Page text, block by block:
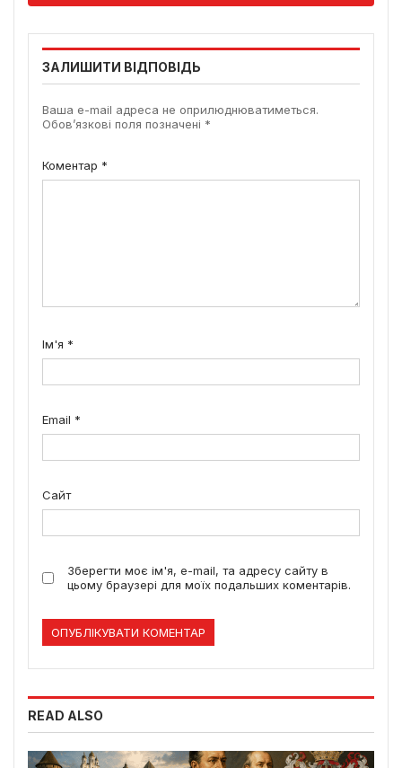
ЗАЛИШИТИ ВІДПОВІДЬ
Ваша e-mail адреса не оприлюднюватиметься.
Обов’язкові поля позначені *
Коментар *
Ім'я *
Email *
Сайт
Зберегти моє ім'я, e-mail, та адресу сайту в
цьому браузері для моїх подальших коментарів.
READ ALSO